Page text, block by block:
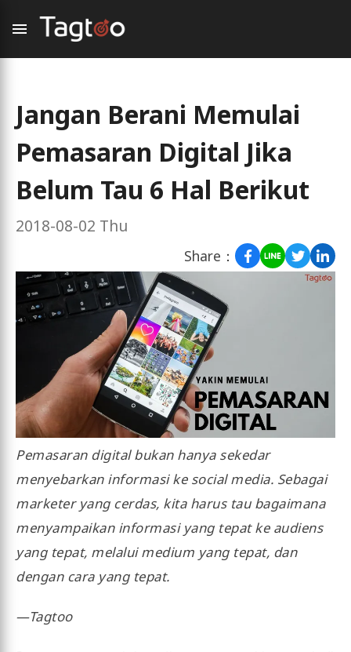
Jangan Berani Memulai
Pemasaran Digital Jika
Belum Tau 6 Hal Berikut
2018-08-02 Thu
Share：
Pemasaran digital bukan hanya sekedar
menyebarkan informasi ke social media. Sebagai
marketer yang cerdas, kita harus tau bagaimana
menyampaikan informasi yang tepat ke audiens
yang tepat, melalui medium yang tepat, dan
dengan cara yang tepat.
—Tagtoo